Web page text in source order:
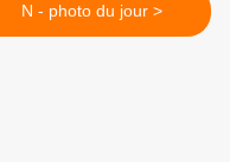
N - photo du jour >